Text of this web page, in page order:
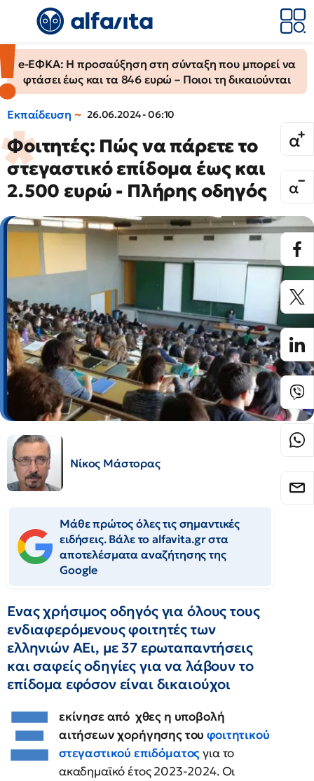
e-ΕΦΚΑ: Η προσαύξηση στη σύνταξη που μπορεί να
φτάσει έως και τα 846 ευρώ – Ποιοι τη δικαιούνται
Εκπαίδευση 26.06.2024 - 06:10
Φοιτητές: Πώς να πάρετε το
στεγαστικό επίδομα έως και
2.500 ευρώ - Πλήρης οδηγός
Νίκος Μάστορας
Μάθε πρώτος όλες τις σημαντικές
ειδήσεις. Βάλε το alfavita.gr στα
αποτελέσματα αναζήτησης της
Google
Ενας χρήσιμος οδηγός για όλους τους
ενδιαφερόμενους φοιτητές των
ελληνιών ΑΕι, με 37 ερωταπαντήσεις
και σαφείς οδηγίες για να λάβουν το
επίδομα εφόσον είναι δικαιούχοι
Ξ
εκίνησε από χθες η υποβολή
αιτήσεων χορήγησης του φοιτητικού
στεγαστικού επιδόματοςγια το
ακαδημαϊκό έτος 2023-2024. Οι